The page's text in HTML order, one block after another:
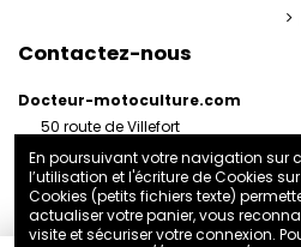
Contactez-nous
Docteur-motoculture.com
50 route de Villefort
France
06 35 41 62 07
docteurmotoculture2@gmail.com
En poursuivant votre navigation sur
l’utilisation et l'écriture de Cookies
Cookies (petits fichiers texte)
actualiser votre panier, vous
visite et sécuriser votre connexion.